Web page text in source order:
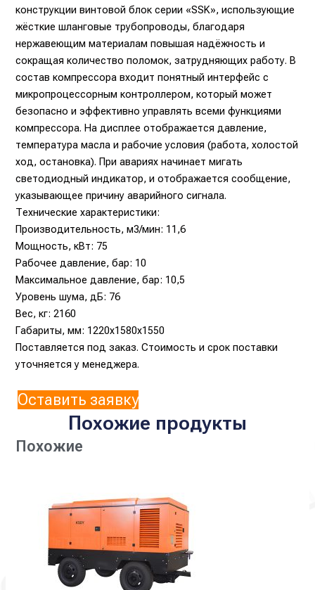
конструкции винтовой блок серии «SSK», использующие
жёсткие шланговые трубопроводы, благодаря
нержавеющим материалам повышая надёжность и
сокращая количество поломок, затрудняющих работу. В
состав компрессора входит понятный интерфейс с
микропроцессорным контроллером, который может
безопасно и эффективно управлять всеми функциями
компрессора. На дисплее отображается давление,
температура масла и рабочие условия (работа, холостой
ход, остановка). При авариях начинает мигать
светодиодный индикатор, и отображается сообщение,
указывающее причину аварийного сигнала.
Технические характеристики:
Производительность, м3/мин: 11,6
Мощность, кВт: 75
Рабочее давление, бар: 10
Максимальное давление, бар: 10,5
Уровень шума, дБ: 76
Вес, кг: 2160
Габариты, мм: 1220x1580x1550
Поставляется под заказ. Стоимость и срок поставки
уточняется у менеджера.
Оставить заявку
Похожие продукты
Похожие